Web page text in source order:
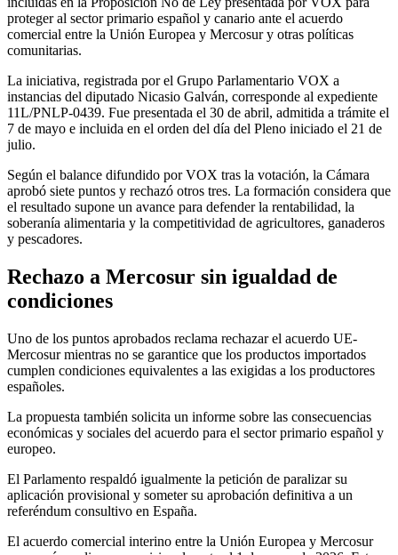
proteger al sector primario español y canario ante el acuerdo
comercial entre la Unión Europea y Mercosur y otras políticas
comunitarias.
La iniciativa, registrada por el Grupo Parlamentario VOX a
instancias del diputado Nicasio Galván, corresponde al expediente
11L/PNLP-0439. Fue presentada el 30 de abril, admitida a trámite el
7 de mayo e incluida en el orden del día del Pleno iniciado el 21 de
julio.
Según el balance difundido por VOX tras la votación, la Cámara
aprobó siete puntos y rechazó otros tres. La formación considera que
el resultado supone un avance para defender la rentabilidad, la
soberanía alimentaria y la competitividad de agricultores, ganaderos
y pescadores.
Rechazo a Mercosur sin igualdad de
condiciones
Uno de los puntos aprobados reclama rechazar el acuerdo UE-
Mercosur mientras no se garantice que los productos importados
cumplen condiciones equivalentes a las exigidas a los productores
españoles.
La propuesta también solicita un informe sobre las consecuencias
económicas y sociales del acuerdo para el sector primario español y
europeo.
El Parlamento respaldó igualmente la petición de paralizar su
aplicación provisional y someter su aprobación definitiva a un
referéndum consultivo en España.
El acuerdo comercial interino entre la Unión Europea y Mercosur